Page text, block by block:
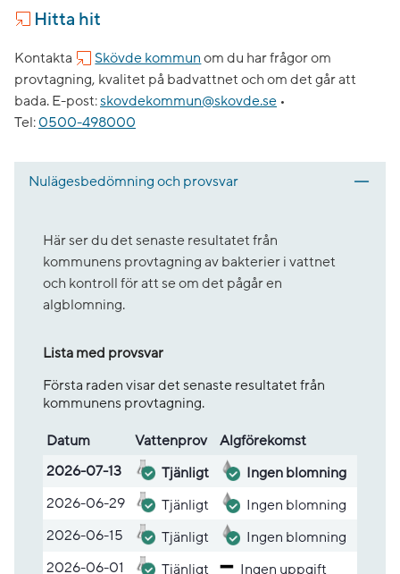
Hitta hit
Kontakta Skövde kommun om du har frågor om
provtagning, kvalitet på badvattnet och om det går att
bada. E-post:skovdekommun@skovde.se •
Tel: 0500-498000
Nulägesbedömning och provsvar
Här ser du det senaste resultatet från
kommunens provtagning av bakterier i vattnet
och kontroll för att se om det pågår en
algblomning.
Lista med provsvar
Första raden visar det senaste resultatet från
kommunens provtagning.
Lista med provsvar
Datum Vatten­prov
Alg­före­komst
2026-07-13
Tjänligt
Ingen blomning
2026-06-29
Tjänligt
Ingen blomning
2026-06-15
Tjänligt
Ingen blomning
2026-06-01
Tjänligt
Ingen uppgift